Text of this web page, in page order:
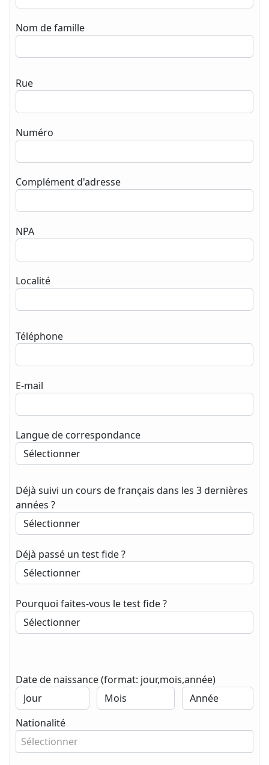
Nom de famille
Rue
Numéro
Complément d'adresse
NPA
Localité
Téléphone
E-mail
Langue de correspondance
Déjà suivi un cours de français dans les 3 dernières
années ?
Déjà passé un test fide ?
Pourquoi faites-vous le test fide ?
Date de naissance (format: jour,mois,année)
Nationalité
Sélectionner